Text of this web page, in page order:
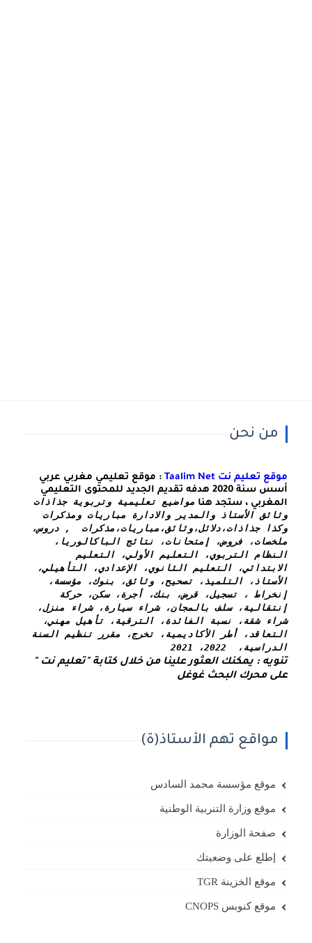
من نحن
موقع تعليم نت Taalim Net
: موقع تعليمي مغربي عربي
أسس سنة 2020 هدفه تقديم الجديد للمحتوى التعليمي
المغربي ، ستجد هنا
وكذا
الدراسية،  2022، 2021
على محرك البحث غوغل
مواقع تهم الأستاذ(ة)
موقع مؤسسة محمد السادس
موقع وزارة التنربية الوطنية
صفحة الوزارة
إطلع على وضعيتك
موقع الخزينة TGR
موقع كنوبس CNOPS